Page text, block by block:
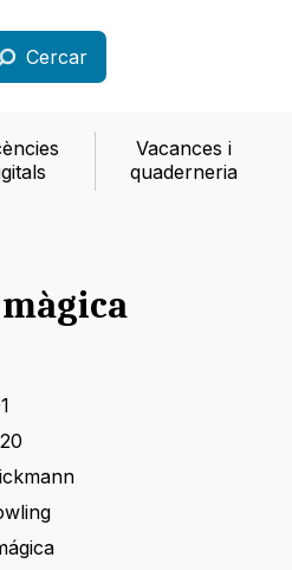
Cercar
Vacances i
quaderneria